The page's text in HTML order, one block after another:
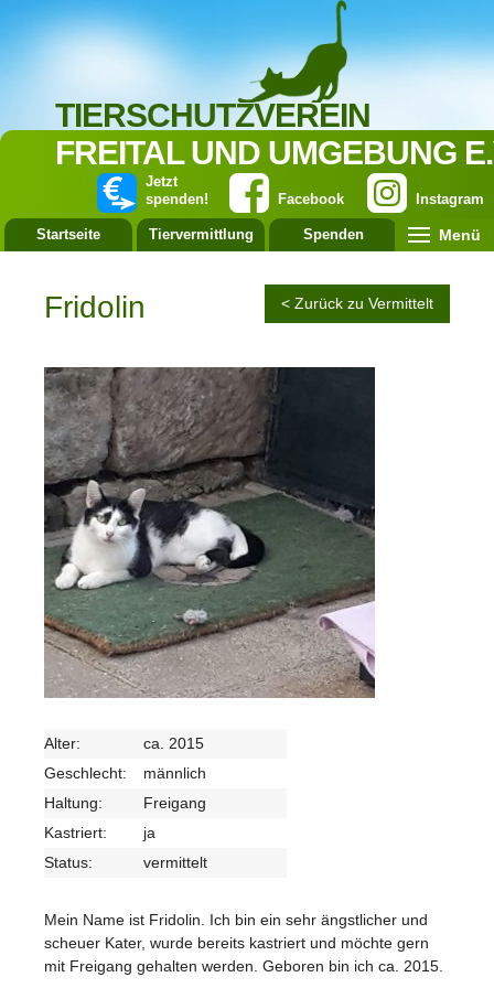
TIERSCHUTZVEREIN
FREITAL UND UMGEBUNG
Instagram
Facebook
Jetzt
spenden!
Startseite Tiervermittlung Spenden Menü
Fridolin < Zurück zu Vermittelt
Alter:
ca. 2015
Geschlecht:
männlich
Haltung:
Freigang
Kastriert:
ja
Status:
vermittelt
Mein Name ist Fridolin. Ich bin ein sehr ängstlicher und
scheuer Kater, wurde bereits kastriert und möchte gern
mit Freigang gehalten werden. Geboren bin ich ca. 2015.